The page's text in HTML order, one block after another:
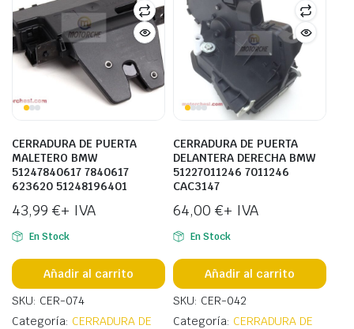
CERRADURA DE PUERTA
MALETERO BMW
51247840617 7840617
623620 51248196401
43,99 €+ IVA
En Stock
Añadir al carrito
SKU: CER-074
Categoría: CERRADURA DE
CERRADURA DE PUERTA
DELANTERA DERECHA BMW
51227011246 7011246
CAC3147
64,00 €+ IVA
En Stock
Añadir al carrito
SKU: CER-042
Categoría: CERRADURA DE